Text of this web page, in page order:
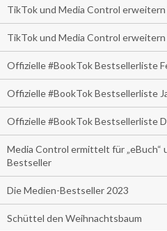
TikTok und Media Control
TikTok und Media Control
Offizielle #BookTok Bestsellerliste
Offizielle #BookTok Bestsellerliste
Offizielle #BookTok Bestsellerliste
Media Control ermittelt für „eBuch“
Bestseller
Die Medien-Bestseller 2023
Schüttel den Weihnachtsbaum